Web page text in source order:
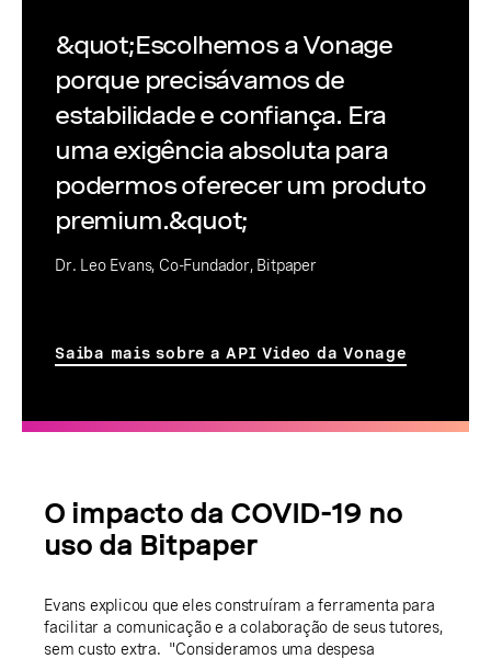
&quot;Escolhemos a Vonage
porque precisávamos de
estabilidade e confiança. Era
uma exigência absoluta para
podermos oferecer um produto
premium.&quot;
Dr. Leo Evans, Co-Fundador, Bitpaper
Saiba mais sobre a API Video da Vonage
O impacto da COVID-19 no
uso da Bitpaper
Evans explicou que eles construíram a ferramenta para
facilitar a comunicação e a colaboração de seus tutores,
sem custo extra. "Consideramos uma despesa